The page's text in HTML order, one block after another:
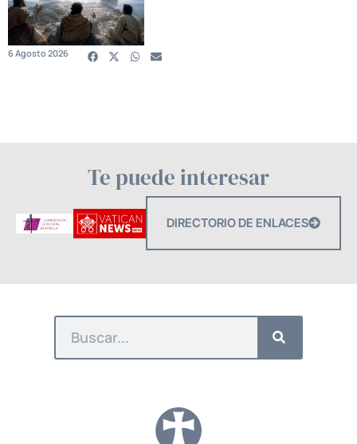
6 Agosto 2026
Te puede interesar
DIRECTORIO DE ENLACES